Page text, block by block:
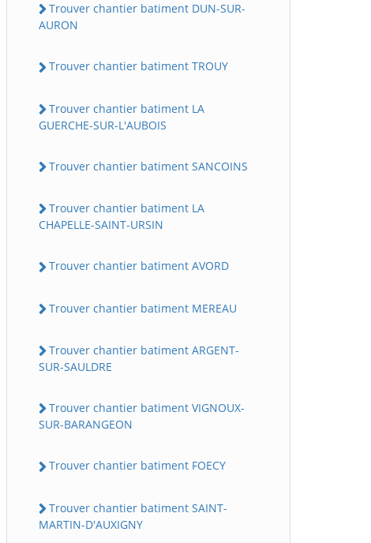
Trouver chantier batiment DUN-SUR-
AURON
Trouver chantier batiment TROUY
Trouver chantier batiment LA
GUERCHE-SUR-L'AUBOIS
Trouver chantier batiment SANCOINS
Trouver chantier batiment LA
CHAPELLE-SAINT-URSIN
Trouver chantier batiment AVORD
Trouver chantier batiment MEREAU
Trouver chantier batiment ARGENT-
SUR-SAULDRE
Trouver chantier batiment VIGNOUX-
SUR-BARANGEON
Trouver chantier batiment FOECY
Trouver chantier batiment SAINT-
MARTIN-D'AUXIGNY